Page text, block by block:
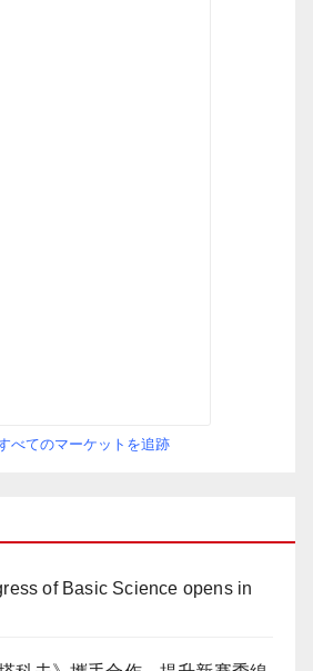
べてのマーケットを追跡
of Basic Science opens in